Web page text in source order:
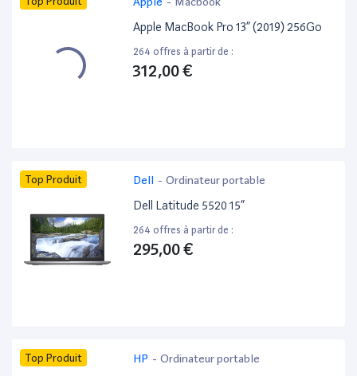
Apple MacBook Pro 13” (2019) 256Go
264 offres à partir de :
312,00 €
Top Produit Dell - Ordinateur portable
Dell Latitude 5520 15”
264 offres à partir de :
295,00 €
Top Produit HP - Ordinateur portable